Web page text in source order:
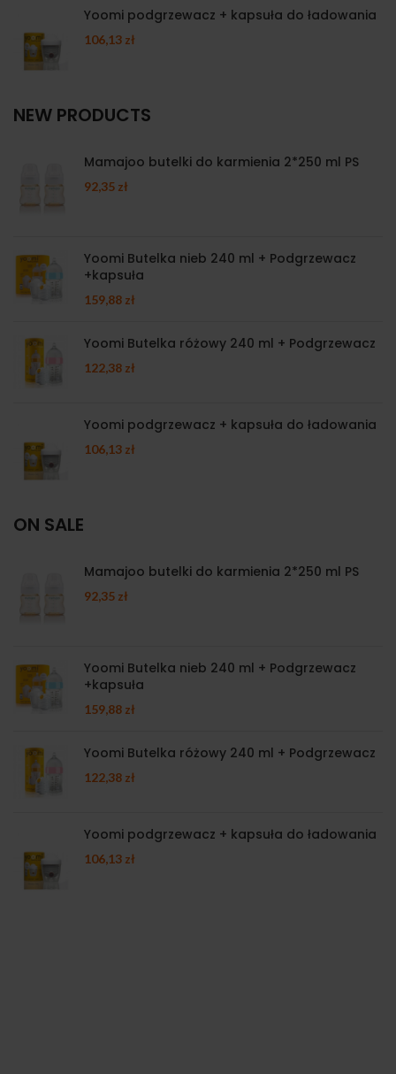
Yoomi podgrzewacz + kapsuła do ładowania
106,13 zł
NEW PRODUCTS
Mamajoo butelki do karmienia 2*250 ml PS
92,35 zł
Yoomi Butelka nieb 240 ml + Podgrzewacz
+kapsuła
159,88 zł
Yoomi Butelka różowy 240 ml + Podgrzewacz
122,38 zł
Yoomi podgrzewacz + kapsuła do ładowania
106,13 zł
ON SALE
Mamajoo butelki do karmienia 2*250 ml PS
92,35 zł
Yoomi Butelka nieb 240 ml + Podgrzewacz
+kapsuła
159,88 zł
Yoomi Butelka różowy 240 ml + Podgrzewacz
122,38 zł
Yoomi podgrzewacz + kapsuła do ładowania
106,13 zł